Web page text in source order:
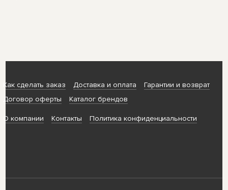
Как сделать заказ Доставка и оплата
Гарантии и возврат
Договор оферты
Каталог брендов
О компании Контакты Политика конфиденциальности